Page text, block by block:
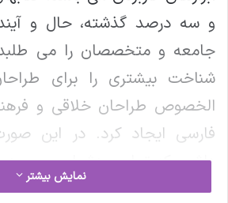
و سه درصد گذشته، حال و
جامعه و متخصصان را می طلبد
شناخت بیشتری را برای
الخصوص طراحان خلاقی و
فارسی ایجاد کرد. در این
داشت که تمام و دشواری موجود در
شرایط سخت تایپ به پایان رسد
نمایش بیشتر